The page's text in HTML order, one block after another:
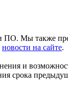
Мы также
новости на сайте.
и
срока